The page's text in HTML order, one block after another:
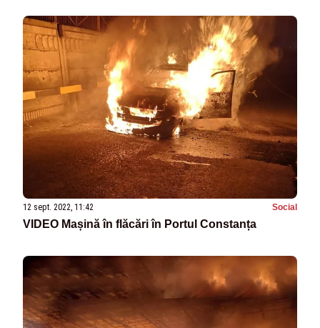
12 sept. 2022, 11:42 Social
VIDEO Mașină în flăcări în Portul Constanța